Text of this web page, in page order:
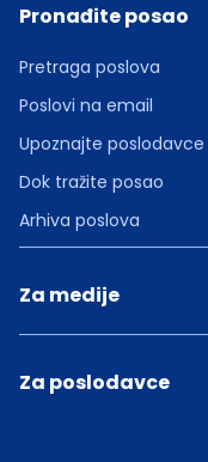
Pronađite posao
Pretraga poslova
Poslovi na email
Upoznajte poslodavce
Dok tražite posao
Arhiva poslova
Za medije
Za poslodavce